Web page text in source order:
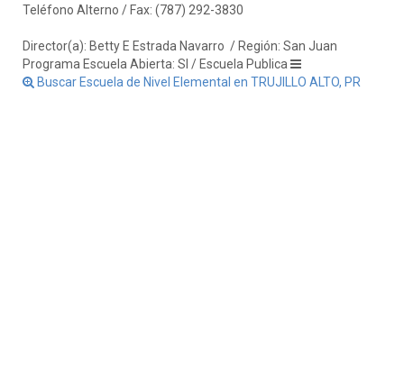
Teléfono Alterno / Fax: (787) 292-3830
Director(a): Betty E Estrada Navarro / Región: San Juan
Programa Escuela Abierta: SI / Escuela Publica
Buscar Escuela de Nivel Elemental en TRUJILLO ALTO, PR